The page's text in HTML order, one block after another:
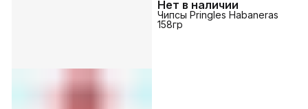
Нет в наличии
Чипсы Pringles Habaneras
158гр